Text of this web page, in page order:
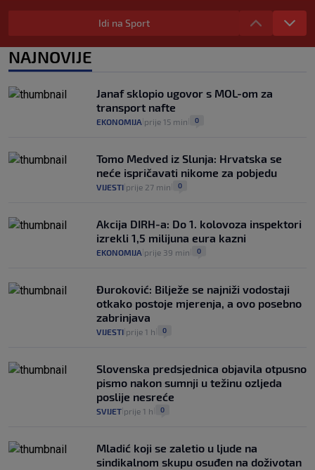
Provjerili smo "što ćemo onda" ako
Plenković na 15 dana ukine mjere: "Ne bi
se dogodilo ništa. Vlada se zaljubila u te
intervencije"
poziciji i imaju drugog najpoznatijeg
bravara u povijesti Hrvatske
30. srp. | 16
Idi na Sport
NAJNOVIJE
Janaf sklopio ugovor s MOL-om za
transport nafte
EKONOMIJA prije 15 min 0
Tomo Medved iz Slunja: Hrvatska se
neće ispričavati nikome za pobjedu
VIJESTI prije 27 min 0
Akcija DIRH-a: Do 1. kolovoza inspektori
izrekli 1,5 milijuna eura kazni
EKONOMIJA prije 39 min 0
Đuroković: Bilježe se najniži vodostaji
otkako postoje mjerenja, a ovo posebno
zabrinjava
VIJESTI prije 1 h 0
Slovenska predsjednica objavila otpusno
pismo nakon sumnji u težinu ozljeda
poslije nesreće
SVIJET prije 1 h 0
Mladić koji se zaletio u ljude na
sindikalnom skupu osuđen na doživotan